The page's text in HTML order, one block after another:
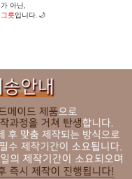
아닌,
릇입니다. 🌙